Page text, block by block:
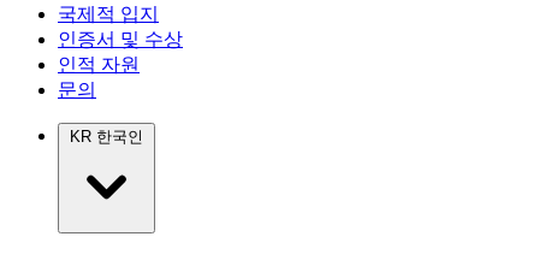
국제적 입지
인증서 및 수상
인적 자원
문의
KR 한국인